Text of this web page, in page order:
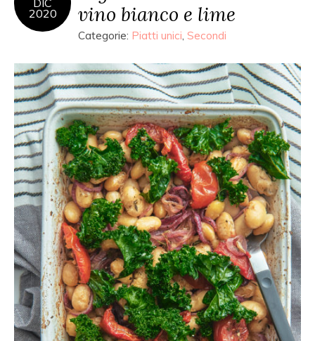
2020
vino bianco e lime
Categorie: Piatti unici, Secondi